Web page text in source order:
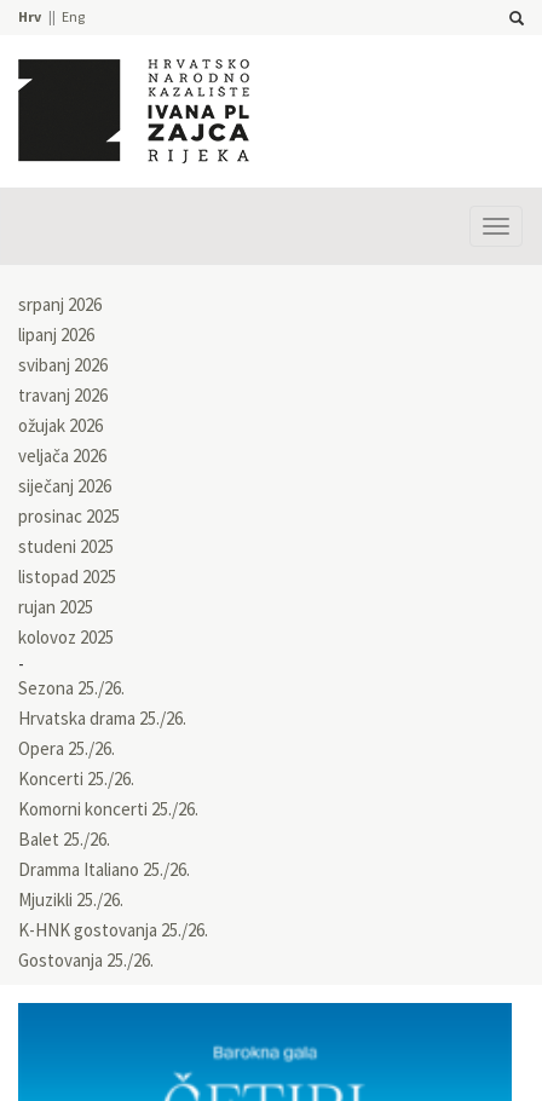
Hrv Eng
srpanj 2026
lipanj 2026
svibanj 2026
travanj 2026
ožujak 2026
veljača 2026
siječanj 2026
prosinac 2025
studeni 2025
listopad 2025
rujan 2025
kolovoz 2025
Sezona 25./26.
Hrvatska drama 25./26.
Opera 25./26.
Koncerti 25./26.
Komorni koncerti 25./26.
Balet 25./26.
Dramma Italiano 25./26.
Mjuzikli 25./26.
K-HNK gostovanja 25./26.
Gostovanja 25./26.